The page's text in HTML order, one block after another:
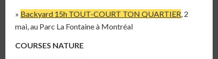
» Backyard 15h TOUT-COURT TON QUARTIER , 2
mai, au Parc La Fontaine à Montréal
COURSES NATURE